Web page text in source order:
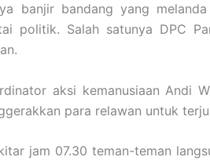
banjir bandang yang
politik. Salah satunya DPC
aksi kemanusiaan Andi
para relawan untuk
jam 07.30 teman-teman